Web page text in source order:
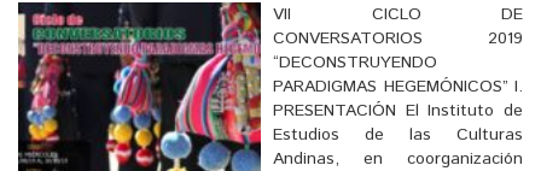
VII CICLO DE
CONVERSATORIOS 2019
“DECONSTRUYENDO
PARADIGMAS HEGEMÓNICOS” I.
PRESENTACIÓN El Instituto de
Estudios de las Culturas
Andinas, en coorganización